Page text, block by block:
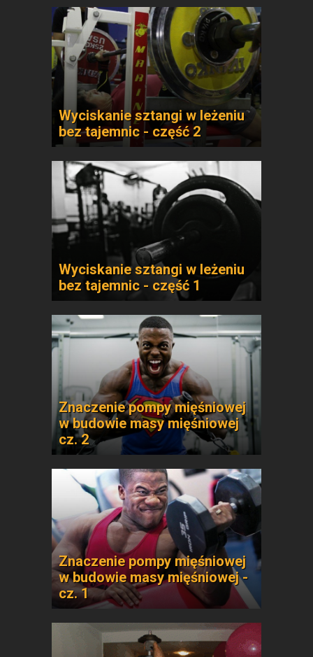
Wyciskanie sztangi w leżeniu
bez tajemnic - część 2
Wyciskanie sztangi w leżeniu
bez tajemnic - część 1
Znaczenie pompy mięśniowej
w budowie masy mięśniowej
cz. 2
Znaczenie pompy mięśniowej
w budowie masy mięśniowej -
cz. 1